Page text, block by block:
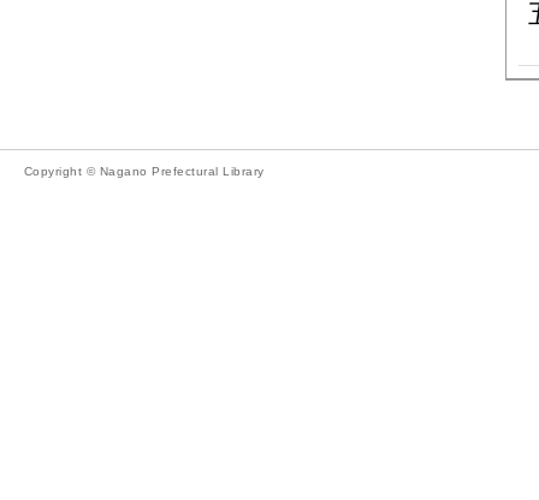
Copyright © Nagano Prefectural Library